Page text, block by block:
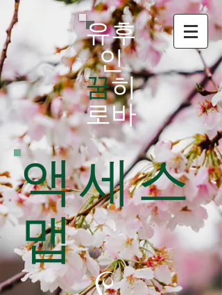
유후
인
꿈히
로바
액세스
맵